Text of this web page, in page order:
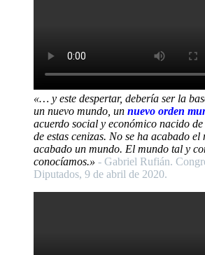
«… y este despertar, debería ser la
un nuevo mundo, un nuevo orden
acuerdo social y económico nacido de
de estas cenizas. No se ha acabado el
acabado un mundo. El mundo tal y
conocíamos.» - Gabriel Rufián.
Diputados, 9 de abril de 2020.